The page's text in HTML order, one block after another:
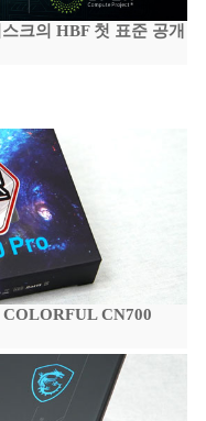
크의 HBF 첫 표준 공개
COLORFUL CN700